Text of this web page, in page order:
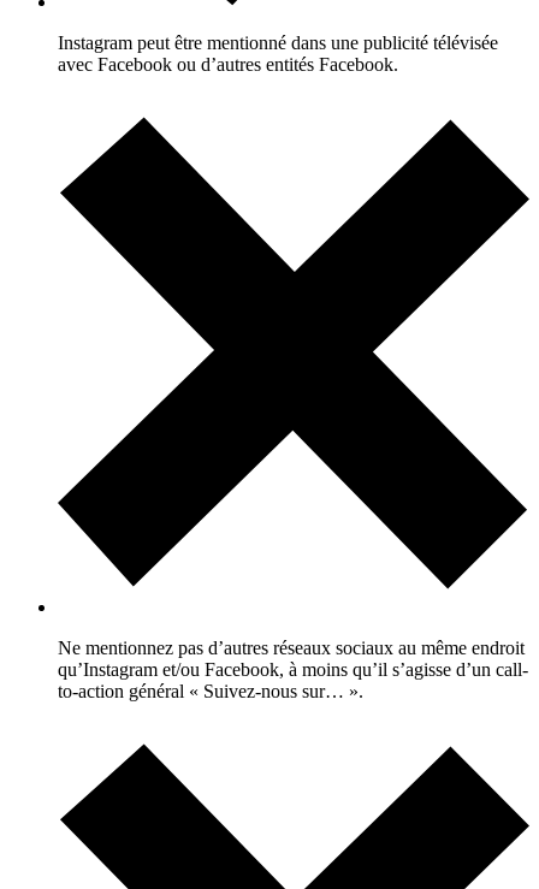
Instagram peut être mentionné dans une publicité télévisée
avec Facebook ou d’autres entités Facebook.
Ne mentionnez pas d’autres réseaux sociaux au même endroit
qu’Instagram et/ou Facebook, à moins qu’il s’agisse d’un call-
to-action général « Suivez-nous sur… ».